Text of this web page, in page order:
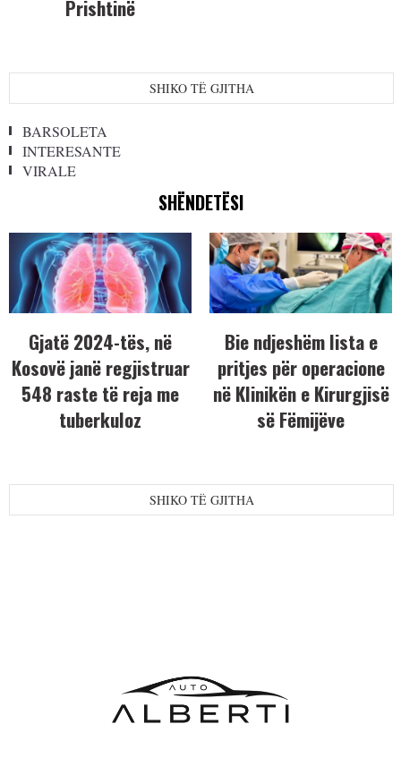
Prishtinë
SHIKO TË GJITHA
BARSOLETA
INTERESANTE
VIRALE
SHËNDETËSI
Gjatë 2024-tës, në
Kosovë janë regjistruar
548 raste të reja me
tuberkuloz
Bie ndjeshëm lista e
pritjes për operacione
në Klinikën e Kirurgjisë
së Fëmijëve
SHIKO TË GJITHA